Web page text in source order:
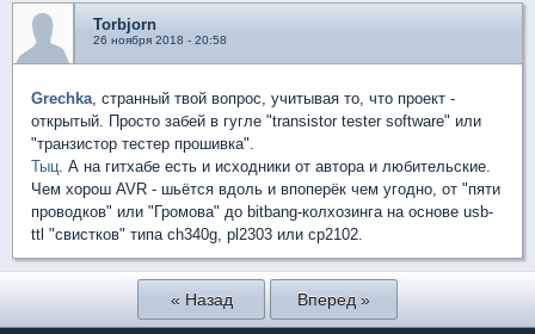
Torbjorn
26 ноября 2018 - 20:58
Grechka , странный твой вопрос, учитывая то, что проект -
открытый. Просто забей в гугле "transistor tester software" или
"транзистор тестер прошивка".
Тыц . А на гитхабе есть и исходники от автора и любительские.
Чем хорош AVR - шьётся вдоль и впоперёк чем угодно, от "пяти
проводков" или "Громова" до bitbang-колхозинга на основе usb-
ttl "свистков" типа ch340g, pl2303 или cp2102.
« Назад Вперед »